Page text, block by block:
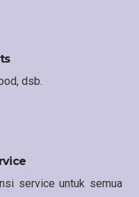
dsb.
service untuk semua